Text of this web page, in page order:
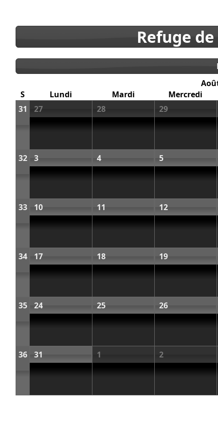
Refuge
S
Lundi Mardi
Mercredi
31
27 28 29
32 3 4 5
33 10 11 12
34 17 18 19
35 24 25 26
36 31 1 2